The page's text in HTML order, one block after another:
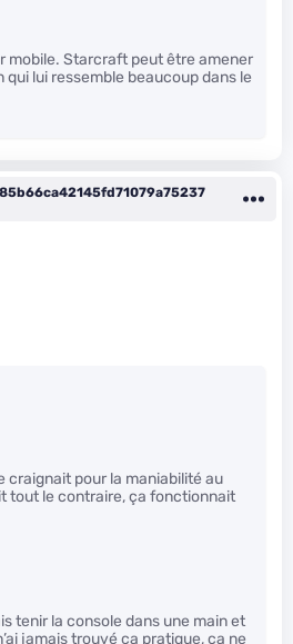
mobile. Starcraft peut être amener
lui ressemble beaucoup dans le
craignait pour la maniabilité au
tout le contraire, ça fonctionnait
tenir la console dans une main et
jamais trouvé ça pratique, ça ne